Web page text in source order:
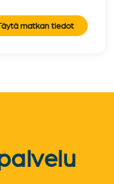
matkan tiedot